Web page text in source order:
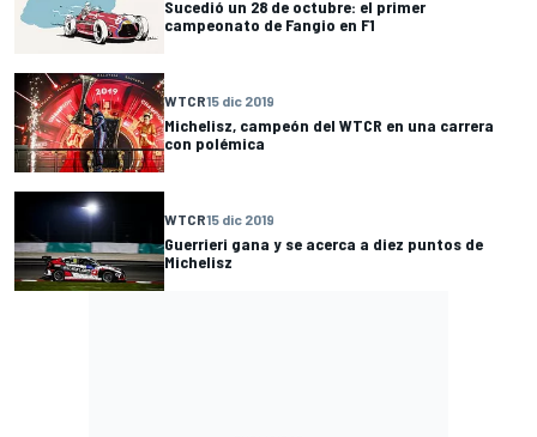
Sucedió un 28 de octubre: el primer
campeonato de Fangio en F1
WTCR15 dic 2019
Michelisz, campeón del WTCR en una carrera
con polémica
WTCR15 dic 2019
Guerrieri gana y se acerca a diez puntos de
Michelisz